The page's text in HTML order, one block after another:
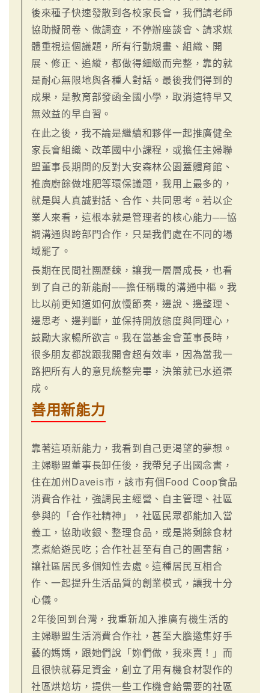
後來種子快速發散到各校家長會，我們請老師
協助擬問卷、做調查，不停辦座談會、請求媒
體重視這個議題，所有行動規畫、組織、開
展、修正、追縱，都做得細緻而完整，靠的就
是耐心無限地與各種人對話。最後我們得到的
成果，是教育部發函全國小學，取消這特早又
無效益的早自習。
在此之後，我不論是繼續和夥伴一起推廣健全
家長會組織、改革國中小課程，或擔任主婦聯
盟董事長期間的反對大安森林公園蓋體育館、
推廣廚餘做堆肥等環保議題，我用上最多的，
就是與人真誠對話、合作、共同思考。若以企
業人來看，這根本就是管理者的核心能力──協
調溝通與跨部門合作，只是我們處在不同的場
域罷了。
長期在民間社團歷鍊，讓我一層層成長，也看
到了自己的新能耐──擔任稱職的溝通中樞。我
比以前更知道如何放慢節奏，邊說、邊整理、
邊思考、邊判斷，並保持開放態度與同理心，
鼓勵大家暢所欲言。我在當基金會董事長時，
很多朋友都說跟我開會超有效率，因為當我一
路把所有人的意見統整完畢，決策就已水道渠
成。
善用新能力
靠著這項新能力，我看到自己更渴望的夢想。
主婦聯盟董事長卸任後，我帶兒子出國念書，
住在加州Daveis市，該市有個Food Coop食品
消費合作社，強調民主經營、自主管理、社區
參與的「合作社精神」，社區民眾都能加入當
義工，協助收銀、整理食品，或是將剩餘食材
烹煮給遊民吃；合作社甚至有自己的圖書館，
讓社區居民多個知性去處。這種居民互相合
作、一起提升生活品質的創業模式，讓我十分
心儀。
2年後回到台灣，我重新加入推廣有機生活的
主婦聯盟生活消費合作社，甚至大膽邀集好手
藝的媽媽，跟她們說「妳們做，我來賣！」而
且很快就募足資金，創立了用有機食材製作的
社區烘焙坊，提供一些工作機會給需要的社區